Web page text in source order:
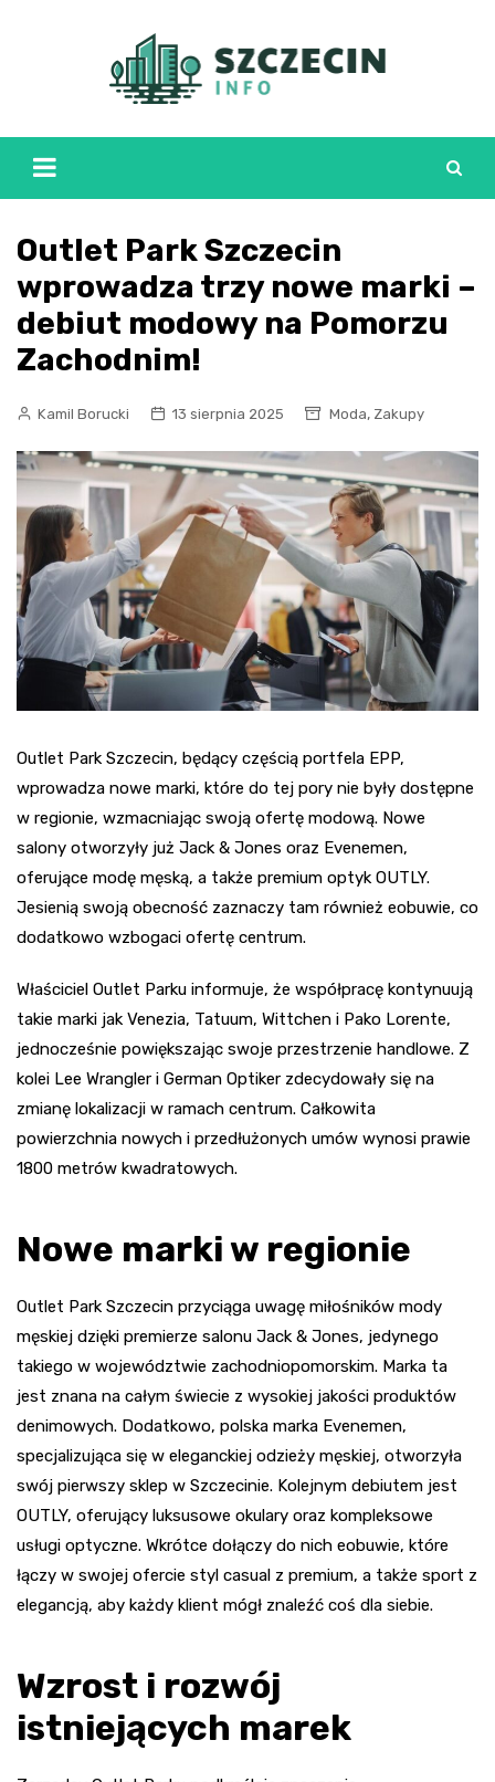
Outlet Park Szczecin
wprowadza trzy nowe marki –
debiut modowy na Pomorzu
Zachodnim!
Kamil Borucki 13 sierpnia 2025 Moda, Zakupy
Outlet Park Szczecin, będący częścią portfela EPP,
wprowadza nowe marki, które do tej pory nie były dostępne
w regionie, wzmacniając swoją ofertę modową. Nowe
salony otworzyły już Jack & Jones oraz Evenemen,
oferujące modę męską, a także premium optyk OUTLY.
Jesienią swoją obecność zaznaczy tam również eobuwie, co
dodatkowo wzbogaci ofertę centrum.
Właściciel Outlet Parku informuje, że współpracę kontynuują
takie marki jak Venezia, Tatuum, Wittchen i Pako Lorente,
jednocześnie powiększając swoje przestrzenie handlowe. Z
kolei Lee Wrangler i German Optiker zdecydowały się na
zmianę lokalizacji w ramach centrum. Całkowita
powierzchnia nowych i przedłużonych umów wynosi prawie
1800 metrów kwadratowych.
Nowe marki w regionie
Outlet Park Szczecin przyciąga uwagę miłośników mody
męskiej dzięki premierze salonu Jack & Jones, jedynego
takiego w województwie zachodniopomorskim. Marka ta
jest znana na całym świecie z wysokiej jakości produktów
denimowych. Dodatkowo, polska marka Evenemen,
specjalizująca się w eleganckiej odzieży męskiej, otworzyła
swój pierwszy sklep w Szczecinie. Kolejnym debiutem jest
OUTLY, oferujący luksusowe okulary oraz kompleksowe
usługi optyczne. Wkrótce dołączy do nich eobuwie, które
łączy w swojej ofercie styl casual z premium, a także sport z
elegancją, aby każdy klient mógł znaleźć coś dla siebie.
Wzrost i rozwój
istniejących marek